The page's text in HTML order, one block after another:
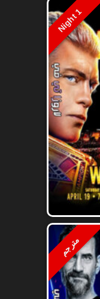
Night 1
مترجم